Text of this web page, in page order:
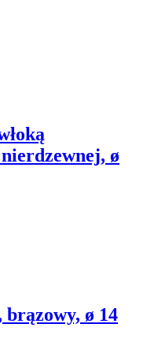
ø
brązowy, ø 14